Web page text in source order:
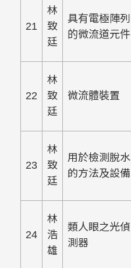
21
林
致
廷
具有電極陣列
的微流道元件
22
林
致
廷
微流體裝置
23
林
致
廷
用於檢測脫水
的方法及設備
24
林
浩
雄
類人眼之光偵
測器